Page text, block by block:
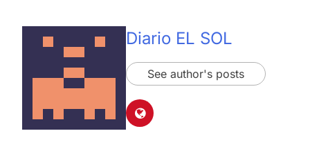
Diario EL SOL
See author's posts